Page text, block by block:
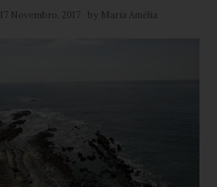
17 Novembro, 2017 by Maria Amélia